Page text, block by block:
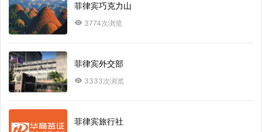
菲律宾巧克力山
3774次浏览
菲律宾外交部
3333次浏览
菲律宾旅行社